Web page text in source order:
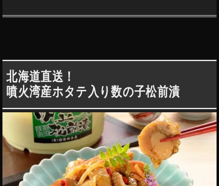
北海道直送！
噴火湾産ホタテ入り数の子松前漬